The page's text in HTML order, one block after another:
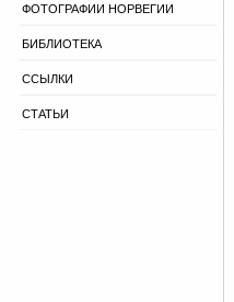
ФОТОГРАФИИ НОРВЕГИИ
БИБЛИОТЕКА
ССЫЛКИ
СТАТЬИ